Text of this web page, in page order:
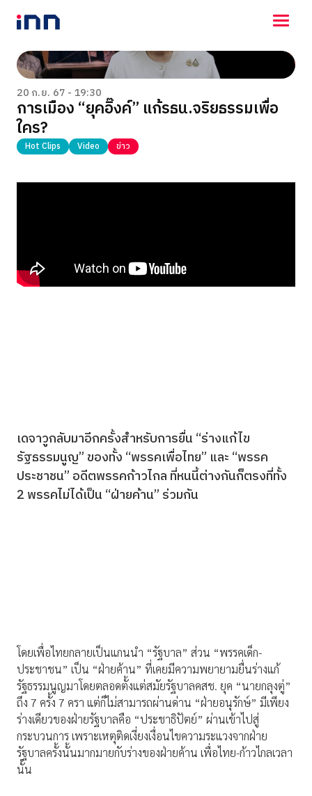
NEWS
ENTERTAINMENT
LIFESTYLE
HOROSCOPE
LOTTERY
VIDEO
20 ก.ย. 67 - 19:30
การเมือง “ยุคอิ๊งค์” แก้รธน.จริยธรรมเพื่อ
ใคร?
Hot Clips Video ข่าว
เดจาวูกลับมาอีกครั้งสำหรับการยื่น “ร่างแก้ไข
รัฐธรรมนูญ” ของทั้ง “พรรคเพื่อไทย” และ “พรรค
ประชาชน” อดีตพรรคก้าวไกล ที่หนนี้ต่างกันก็ตรงที่ทั้ง
2 พรรคไม่ได้เป็น “ฝ่ายค้าน” ร่วมกัน
โดยเพื่อไทยกลายเป็นแกนนำ “รัฐบาล” ส่วน “พรรคเด็ก-
ประชาชน” เป็น “ฝ่ายค้าน” ที่เคยมีความพยายามยื่นร่างแก้
รัฐธรรมนูญมาโดยตลอดตั้งแต่สมัยรัฐบาลคสช. ยุค “นายกลุงตู่”
ถึง 7 ครั้ง 7 ครา แต่ก็ไม่สามารถผ่านด่าน “ฝ่ายอนุรักษ์” มีเพียง
ร่างเดียวของฝ่ายรัฐบาลคือ “ประชาธิปัตย์” ผ่านเข้าไปสู่
กระบวนการ เพราะเหตุติดเงี่ยงเงื่อนไขความระแวงจากฝ่าย
รัฐบาลครั้งนั้นมากมายกับร่างของฝ่ายค้าน เพื่อไทย-ก้าวไกลเวลา
นั้น